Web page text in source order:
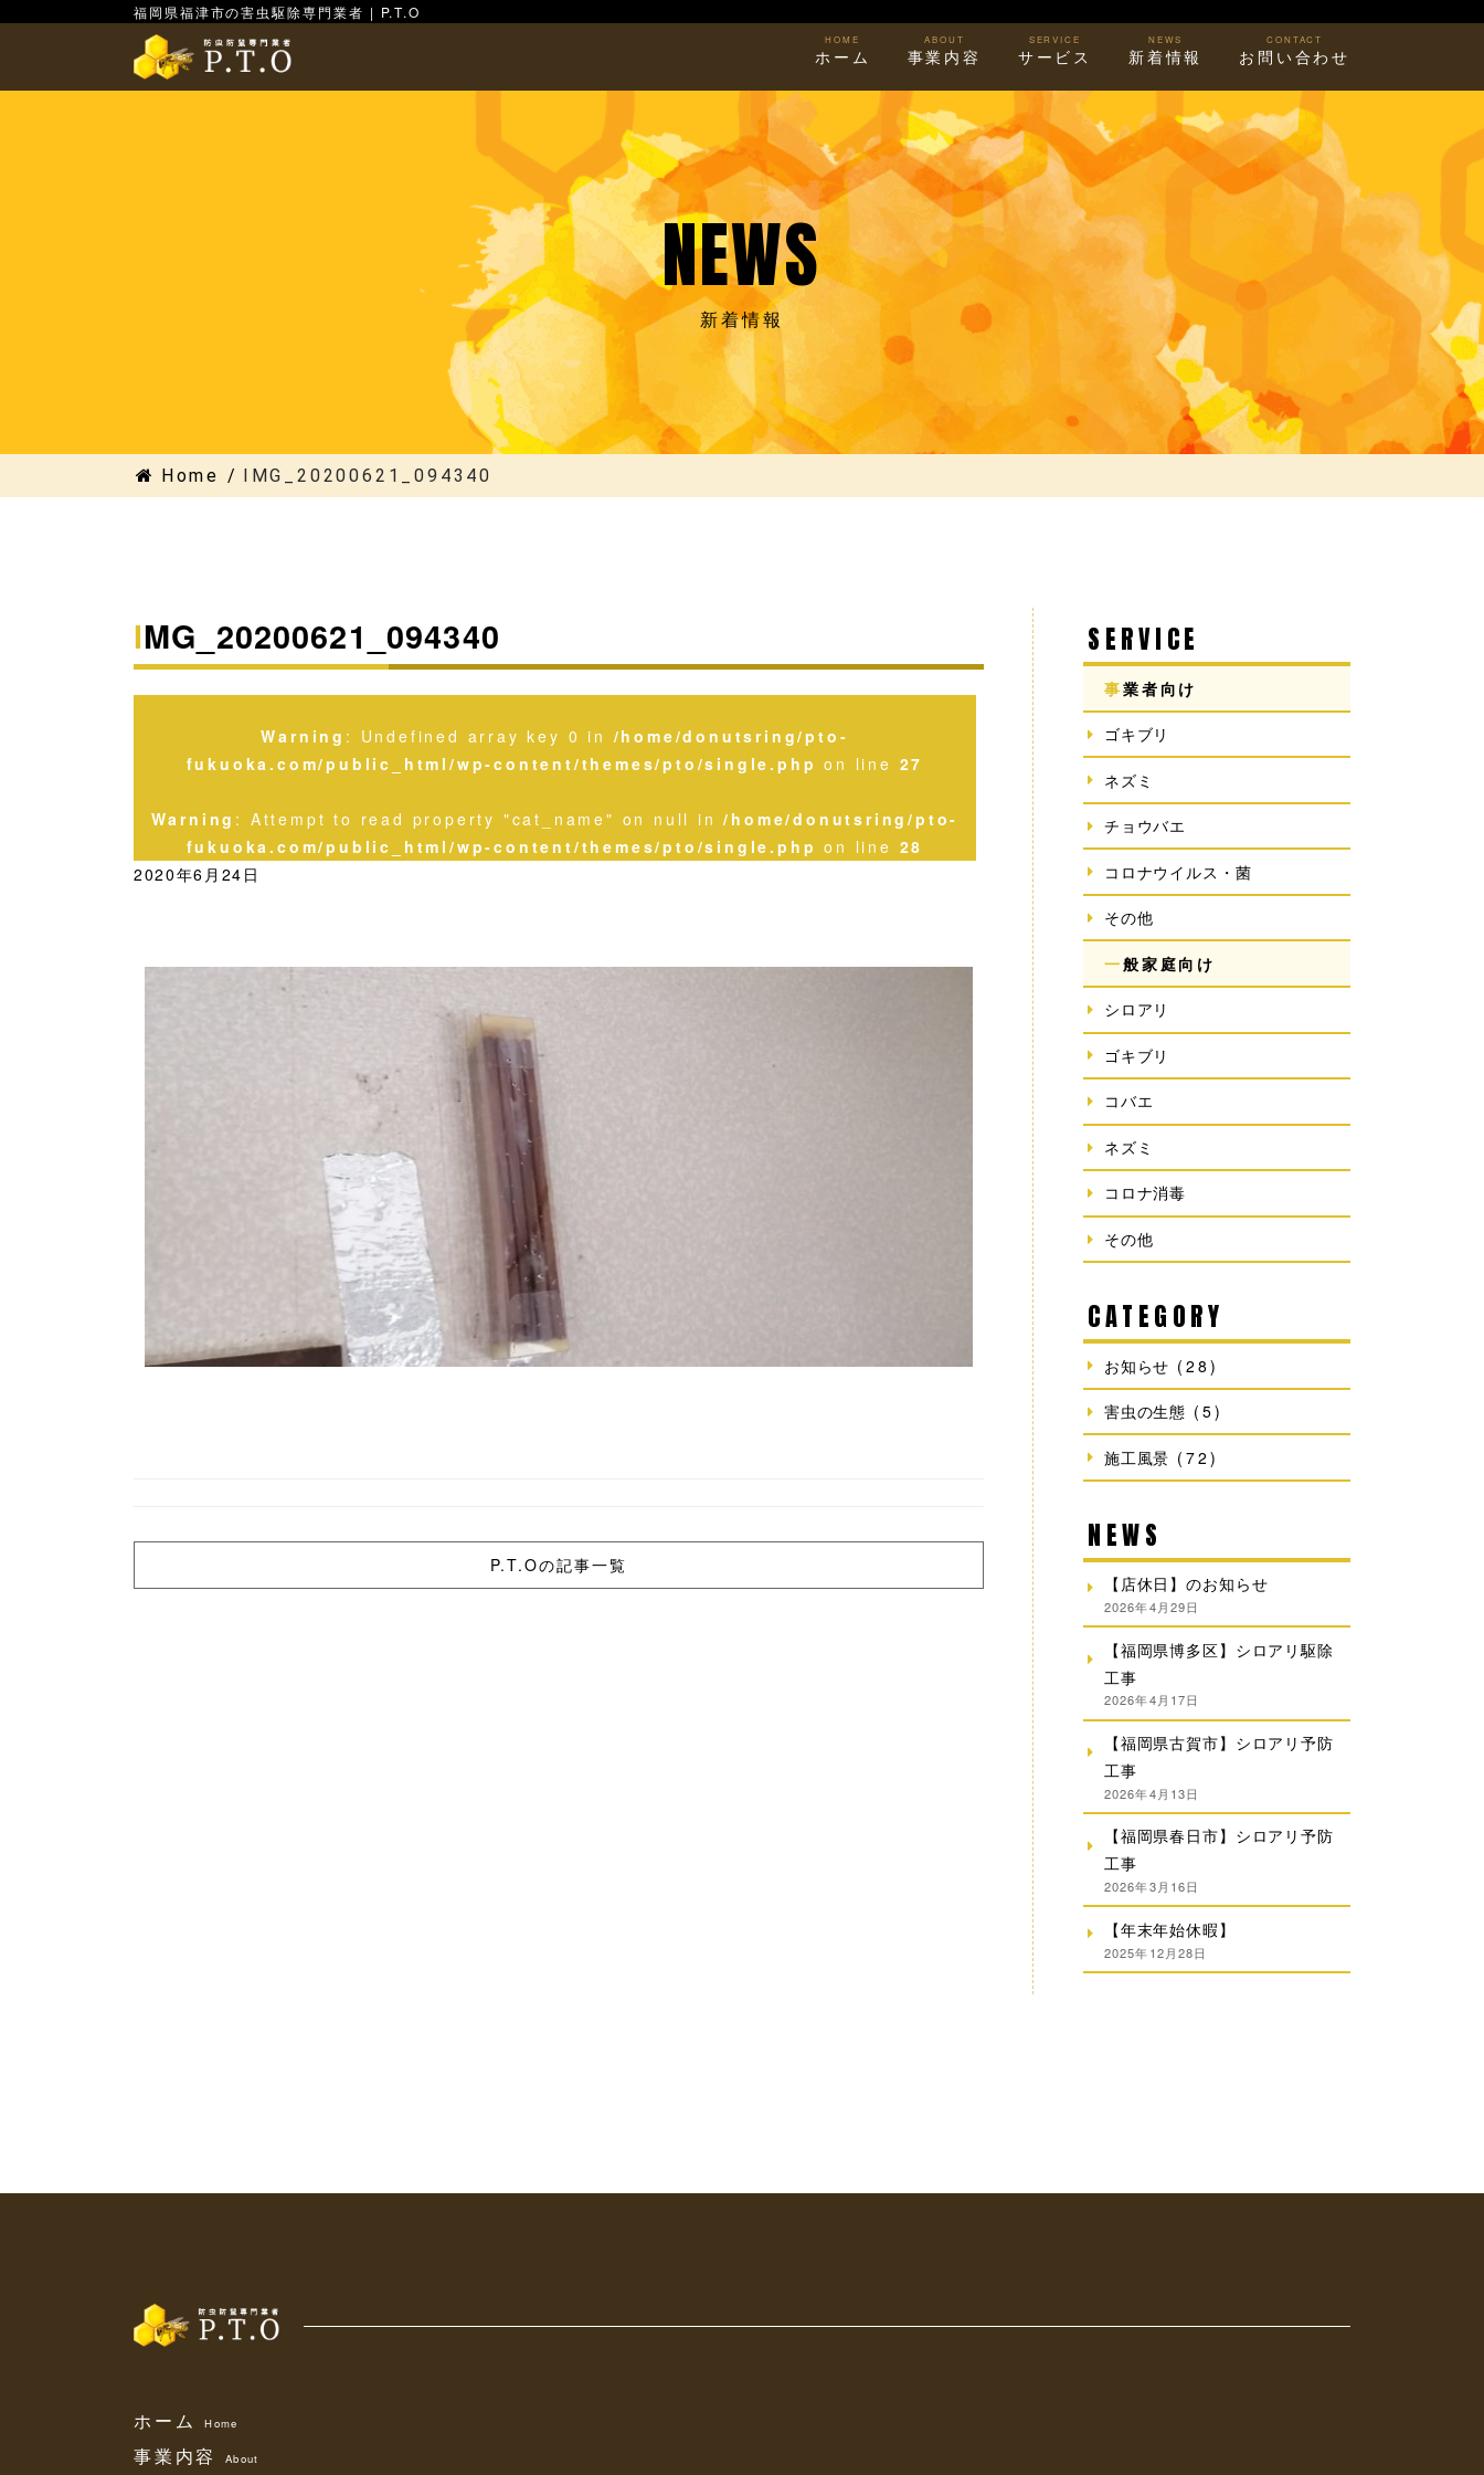
福岡県福津市の害虫駆除専門業者 | P.T.O
HOME
ホーム
ABOUT
事業内容
SERVICE
サービス
NEWS
新着情報
CONTACT
お問い合わせ
NEWS
新着情報
Home / IMG_20200621_094340
IMG_20200621_094340
Warning : Undefined array key 0 in /home/donutsring/pto-
fukuoka.com/public_html/wp-content/themes/pto/single.php on line 27
Warning : Attempt to read property "cat_name" on null in/home/donutsring/pto-
fukuoka.com/public_html/wp-content/themes/pto/single.php on line 28
2020年6月24日
P.T.Oの記事一覧
SERVICE
事業者向け
ゴキブリ
ネズミ
チョウバエ
コロナウイルス・菌
その他
一般家庭向け
シロアリ
ゴキブリ
コバエ
ネズミ
コロナ消毒
その他
CATEGORY
お知らせ (28)
害虫の生態 (5)
施工風景 (72)
NEWS
【店休日】のお知らせ
2026年4月29日
【福岡県博多区】シロアリ駆除
工事
2026年4月17日
【福岡県古賀市】シロアリ予防
工事
2026年4月13日
【福岡県春日市】シロアリ予防
工事
2026年3月16日
【年末年始休暇】
2025年12月28日
ホーム Home
事業内容 About